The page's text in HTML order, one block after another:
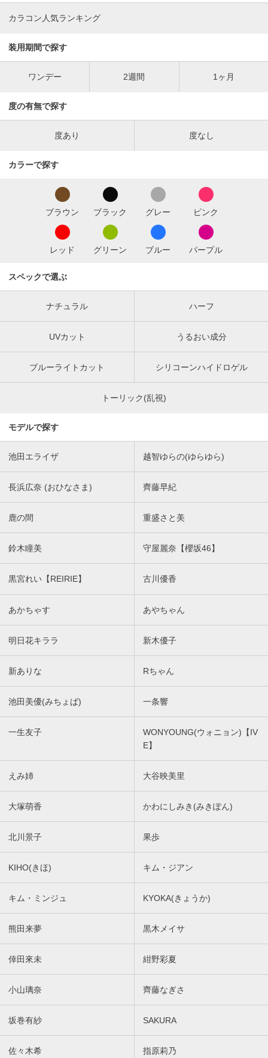
カラコン人気ランキング
装用期間で探す
ワンデー 2週間 1ヶ月
度の有無で探す
度あり 度なし
カラーで探す
ブラウン ブラック グレー ピンク
レッド グリーン ブルー パープル
スペックで選ぶ
ナチュラル ハーフ
UVカット うるおい成分
ブルーライトカット シリコーンハイドロゲル
トーリック(乱視)
モデルで探す
池田エライザ 越智ゆらの(ゆらゆら)
長浜広奈 (おひなさま) 齊藤早紀
鹿の間 重盛さと美
鈴木瞳美 守屋麗奈【櫻坂46】
黒宮れい【REIRIE】 古川優香
あかちゃす あやちゃん
明日花キララ 新木優子
新ありな Rちゃん
池田美優(みちょぱ) 一条響
一生友子
WONYOUNG(ウォニョン)【IV
E】
えみ姉 大谷映美里
大塚萌香 かわにしみき(みきぽん)
北川景子 果歩
KIHO(きほ) キム・ジアン
キム・ミンジュ KYOKA(きょうか)
熊田来夢 黒木メイサ
倖田來未 紺野彩夏
小山璃奈 齊藤なぎさ
坂巻有紗 SAKURA
佐々木希 指原莉乃